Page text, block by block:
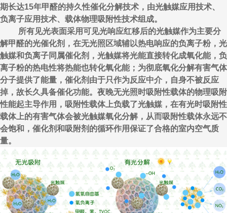
期长达15年甲醛的持久性催化分解技术，由光触媒应用技术、
负离子应用技术、载体物理吸附性技术组成。
所有见光表面采用可见光响应红移后的光触媒作为主要分
解甲醛的光催化剂，在无光照区域辅以热电响应的负离子粉，光
触媒和负离子同属催化剂，光触媒将光能直接转化成氧化能，负
离子粉的热电性将热能也转化氧化能；为彻底氧化分解有害气体
分子提供了能量，催化剂由于只作为反应中介，自身不被反应
掉，故长久具备催化功能。夜晚无光照时吸附性载体的物理吸附
性能起主导作用，吸附性载体上负载了光触媒，在有光时吸附性
载体上的有害气体会被光触媒氧化分解，从而吸附性载体永远不
会饱和，催化剂和吸附剂的循环作用保证了合格的室内空气质
量。